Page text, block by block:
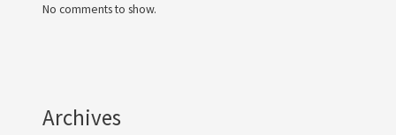
No comments to show.
Archives